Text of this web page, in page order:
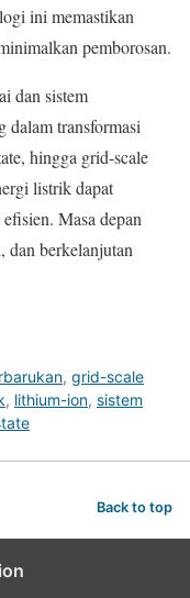
ini memastikan
pemborosan.
dan sistem
dalam transformasi
hingga grid-scale
listrik dapat
Masa depan
dan berkelanjutan
, grid-scale
, lithium-ion, sistem
Back to top